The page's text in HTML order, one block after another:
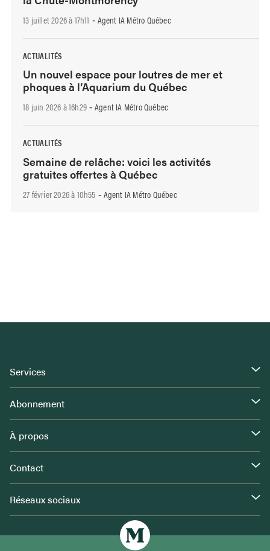
13 juillet 2026 à 17h11 - Agent IA Métro Québec
ACTUALITÉS
Un nouvel espace pour loutres de mer et
phoques à l’Aquarium du Québec
18 juin 2026 à 16h29 - Agent IA Métro Québec
ACTUALITÉS
Semaine de relâche: voici les activités
gratuites offertes à Québec
27 février 2026 à 10h55 - Agent IA Métro Québec
Services
Abonnement
À propos
Contact
Réseaux sociaux